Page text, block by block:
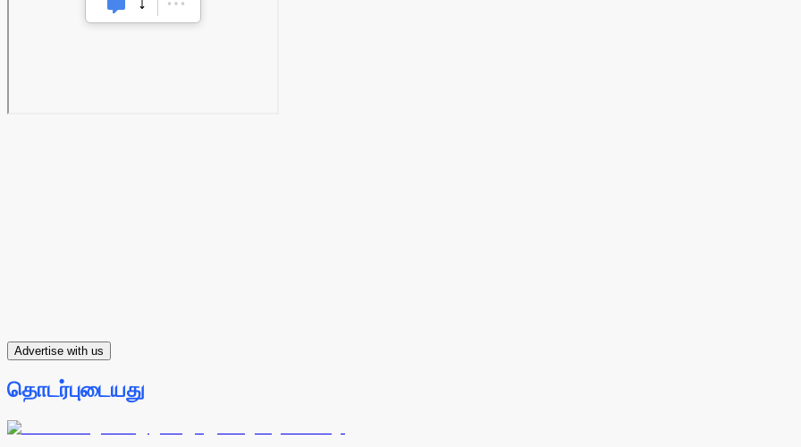
Advertise with us
தொடர்புடையது